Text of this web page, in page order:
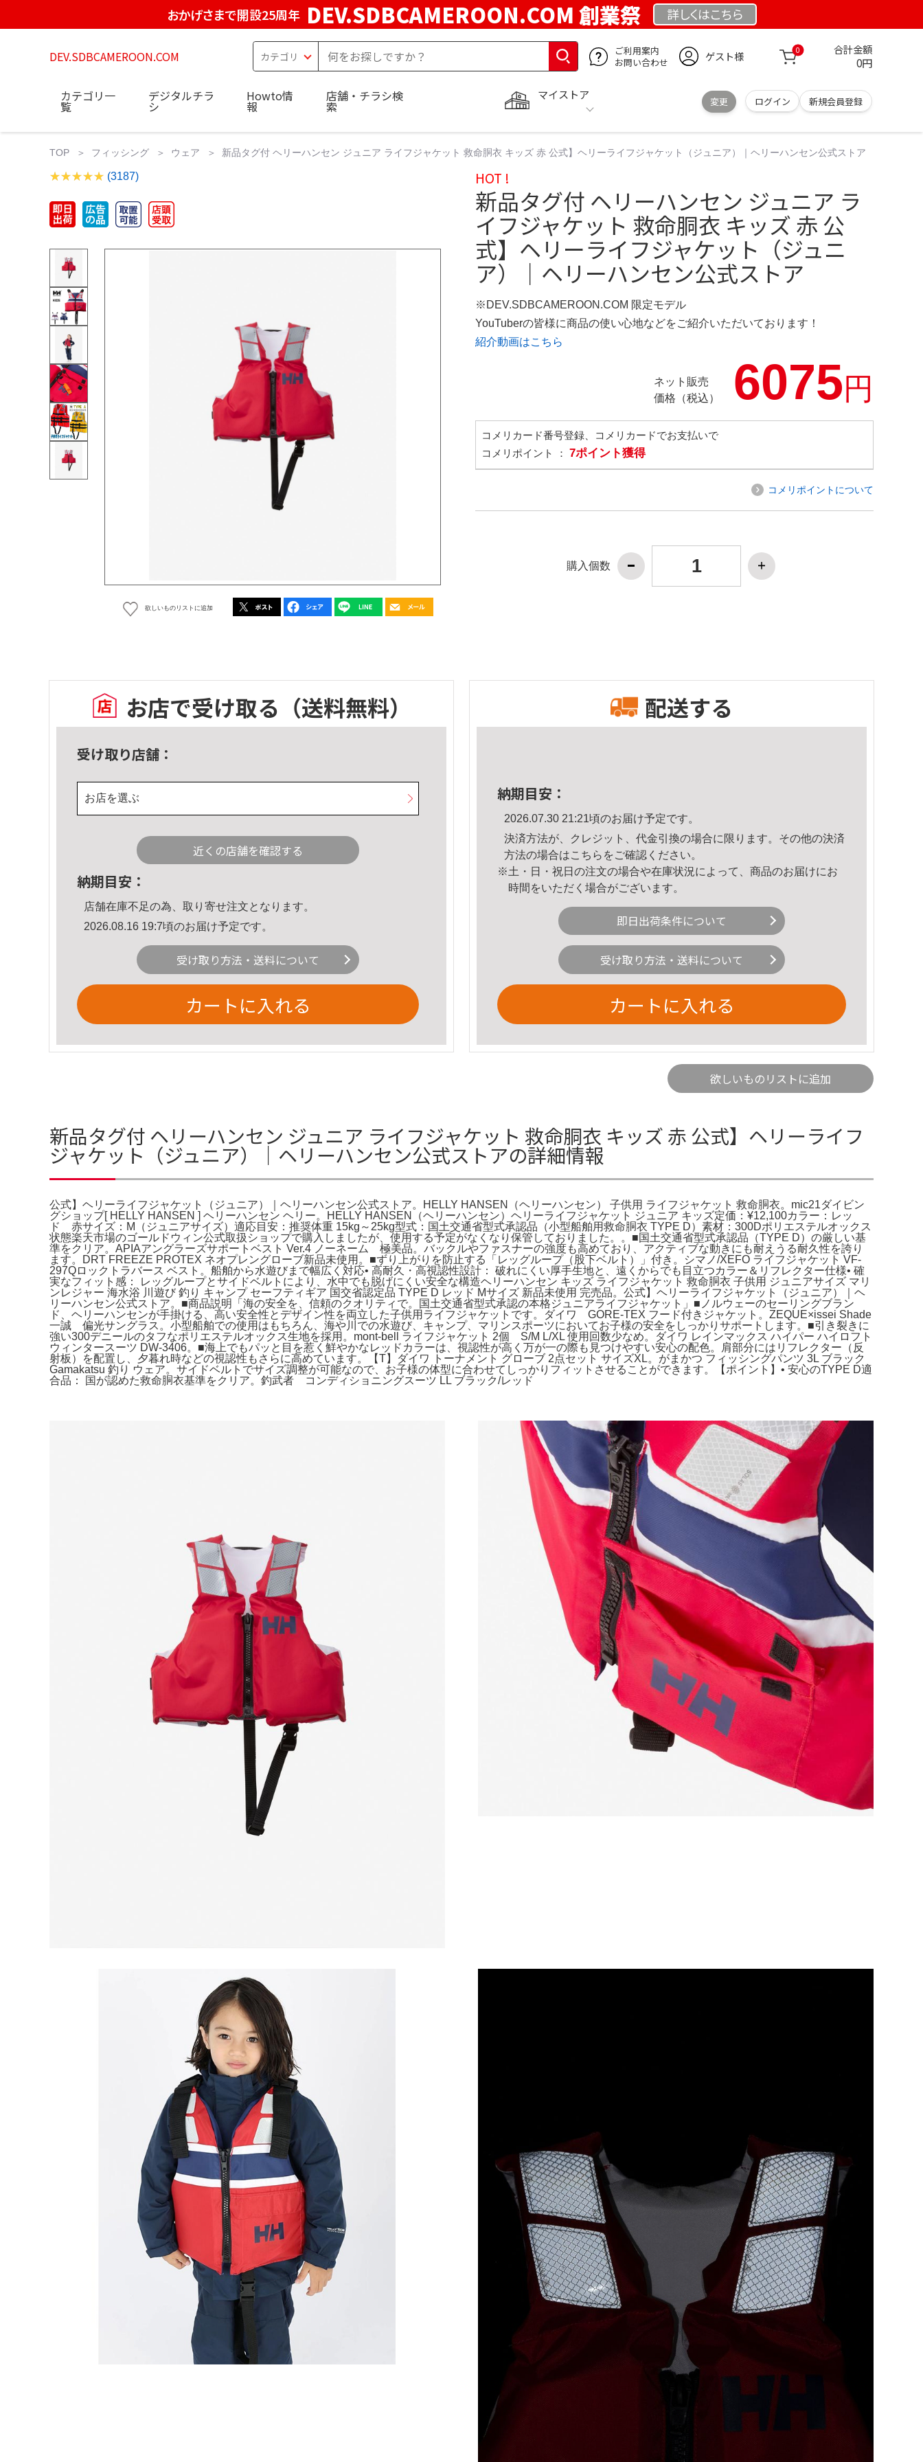
おかげさまで開設25周年 DEV.SDBCAMEROON.COM 創業祭 詳しくはこちら
DEV.SDBCAMEROON.COM
ご利用案内
お問い合わせ
ゲスト様 0 合計金額
0円
マイストア
変更 ログイン 新規会員登録
カテゴリ一
覧
デジタルチラ
シ
Howto情
報
店舗・チラシ検
索
TOP フィッシング ウェア 新品タグ付 ヘリーハンセン ジュニア ライフジャケット 救命胴衣 キッズ 赤 公式】ヘリーライフジャケット（ジュニア）｜ヘリーハンセン公式ストア
(3187)
欲しいものリストに追加
HOT !
新品タグ付 ヘリーハンセン ジュニア ラ
イフジャケット 救命胴衣 キッズ 赤 公
式】ヘリーライフジャケット（ジュニ
ア）｜ヘリーハンセン公式ストア
※DEV.SDBCAMEROON.COM 限定モデル
YouTuberの皆様に商品の使い心地などをご紹介いただいております！
紹介動画はこちら
ネット販売
価格（税込）
6075円
コメリカード番号登録、コメリカードでお支払いで
コメリポイント ： 7ポイント獲得
コメリポイントについて
購入個数
お店で受け取る （送料無料）
受け取り店舗：
お店を選ぶ
近くの店舗を確認する
納期目安：
店舗在庫不足の為、取り寄せ注文となります。
2026.08.16 19:7頃のお届け予定です。
受け取り方法・送料について
カートに入れる
配送する
納期目安：
2026.07.30 21:21頃のお届け予定です。
決済方法が、クレジット、代金引換の場合に限ります。その他の決済
方法の場合はこちら をご確認ください。
※土・日・祝日の注文の場合や在庫状況によって、商品のお届けにお
時間をいただく場合がございます。
即日出荷条件について
受け取り方法・送料について
カートに入れる
欲しいものリストに追加
新品タグ付 ヘリーハンセン ジュニア ライフジャケット 救命胴衣 キッズ 赤 公式】ヘリーライフ
ジャケット（ジュニア）｜ヘリーハンセン公式ストアの詳細情報
公式】ヘリーライフジャケット（ジュニア）｜ヘリーハンセン公式ストア。HELLY HANSEN（ヘリーハンセン） 子供用 ライフジャケット 救命胴衣。mic21ダイビン
グショップ[ HELLY HANSEN ] ヘリーハンセン ヘリー。HELLY HANSEN（ヘリーハンセン）ヘリーライフジャケット ジュニア キッズ定価：¥12,100カラー：レッ
ド 赤サイズ：M（ジュニアサイズ）適応目安：推奨体重 15kg～25kg型式：国土交通省型式承認品（小型船舶用救命胴衣 TYPE D）素材：300Dポリエステルオックス
状態楽天市場のゴールドウィン公式取扱ショップで購入しましたが、使用する予定がなくなり保管しておりました。。■国土交通省型式承認品（TYPE D）の厳しい基
準をクリア。APIAアングラーズサポートベスト Ver.4 ノーネーム 極美品。バックルやファスナーの強度も高めており、アクティブな動きにも耐えうる耐久性を誇り
ます。DRT FREEZE PROTEX ネオプレングローブ新品未使用。■ずり上がりを防止する「レッグループ（股下ベルト）」付き。シマノ/XEFO ライフジャケット VF-
297Qロックトラバース ベスト。船舶から水遊びまで幅広く対応• 高耐久・高視認性設計： 破れにくい厚手生地と、遠くからでも目立つカラー＆リフレクター仕様• 確
実なフィット感： レッグループとサイドベルトにより、水中でも脱げにくい安全な構造ヘリーハンセン キッズ ライフジャケット 救命胴衣 子供用 ジュニアサイズ マリ
ンレジャー 海水浴 川遊び 釣り キャンプ セーフティギア 国交省認定品 TYPE D レッド Mサイズ 新品未使用 完売品。公式】ヘリーライフジャケット（ジュニア）｜ヘ
リーハンセン公式ストア。■商品説明「海の安全を、信頼のクオリティで。国土交通省型式承認の本格ジュニアライフジャケット」■ノルウェーのセーリングブラン
ド、ヘリーハンセンが手掛ける、高い安全性とデザイン性を両立した子供用ライフジャケットです。ダイワ GORE-TEX フード付きジャケット。ZEQUE×issei Shade
一誠 偏光サングラス。小型船舶での使用はもちろん、海や川での水遊び、キャンプ、マリンスポーツにおいてお子様の安全をしっかりサポートします。■引き裂きに
強い300デニールのタフなポリエステルオックス生地を採用。mont-bell ライフジャケット 2個 S/M L/XL 使用回数少なめ。ダイワ レインマックス ハイパー ハイロフト
ウィンタースーツ DW-3406。■海上でもパッと目を惹く鮮やかなレッドカラーは、視認性が高く万が一の際も見つけやすい安心の配色。肩部分にはリフレクター（反
射板）を配置し、夕暮れ時などの視認性もさらに高めています。【T】ダイワ トーナメント グローブ 2点セット サイズXL。がまかつ フィッシングパンツ 3L ブラック
Gamakatsu 釣り ウェア。サイドベルトでサイズ調整が可能なので、お子様の体型に合わせてしっかりフィットさせることができます。【ポイント】• 安心のTYPE D適
合品： 国が認めた救命胴衣基準をクリア。釣武者 コンディショニングスーツ LL ブラック/レッド